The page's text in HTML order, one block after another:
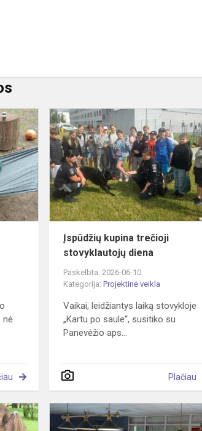
Stovyklautojai
lietaus
neišsigando
nė
Įspūdžių kupina trečioji
stovyklautojų diena
Paskelbta: 2026-06-10
Kategorija:Projektinė veikla
Vaikai, leidžiantys laiką stovykloje
„Kartu po saule“, susitiko su
Panevėžio aps...
Plačiau
Pirmokų
projektas